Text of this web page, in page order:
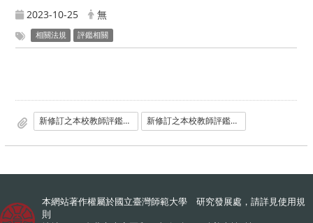
2023-10-25 無
相關法規 評鑑相關
新修訂之本校教師評鑑辦法 新修訂之本校教師評鑑辦法
本網站著作權屬於國立臺灣師範大學 研究發展處，請詳見使用規
則